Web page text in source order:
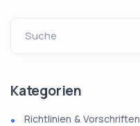
Suche
Kategorien
Richtlinien & Vorschriften